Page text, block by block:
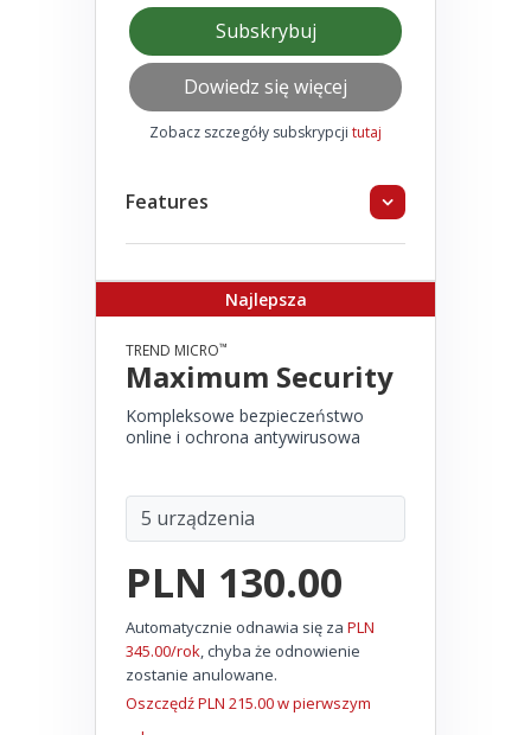
Subskrybuj
Dowiedz się więcej
Zobacz szczegóły subskrypcji tutaj
Features
Najlepsza
TREND MICRO™
Maximum Security
Kompleksowe bezpieczeństwo
online i ochrona antywirusowa
PLN 130.00
Automatycznie odnawia się za PLN
345.00/rok, chyba że odnowienie
zostanie anulowane.
Oszczędź PLN 215.00 w pierwszym